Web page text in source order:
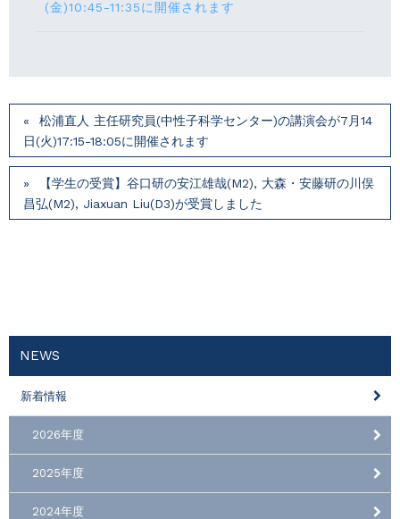
(⾦)10:45-11:35に開催されます
松浦直人 主任研究員(中性子科学センター)の講演会が7月14
⽇(火)17:15-18:05に開催されます
【学生の受賞】谷口研の安江雄哉(M2), 大森・安藤研の川俣
昌弘(M2), Jiaxuan Liu(D3)が受賞しました
NEWS
新着情報
2026年度
2025年度
2024年度